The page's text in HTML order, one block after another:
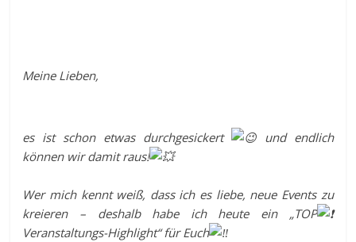
Meine Lieben,
es ist schon etwas durchgesickert
und endlich
können wir damit raus!
Wer mich kennt weiß, dass ich es liebe, neue Events zu
kreieren – deshalb habe ich heute ein „TOP
Veranstaltungs-Highlight“ für Euch